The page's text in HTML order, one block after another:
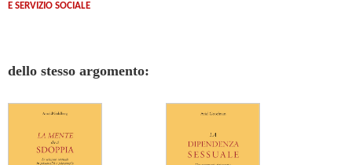
E SERVIZIO SOCIALE
dello stesso argomento: